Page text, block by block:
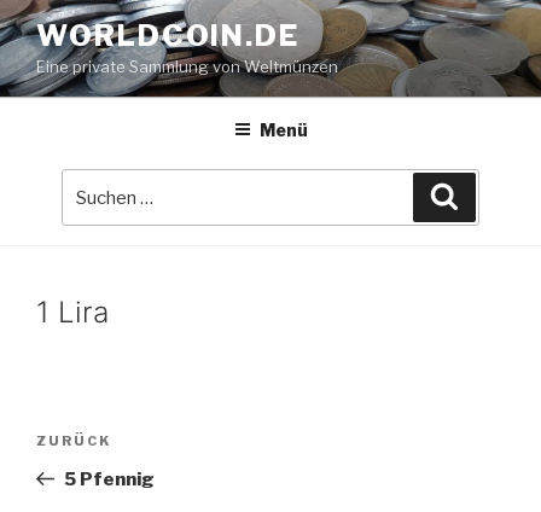
Zum
Inhalt
springen
WORLDCOIN.DE
Eine private Sammlung von Weltmünzen
Menü
1 Lira
Beitrags-
Vorheriger
Beitrag
ZURÜCK
5 Pfennig